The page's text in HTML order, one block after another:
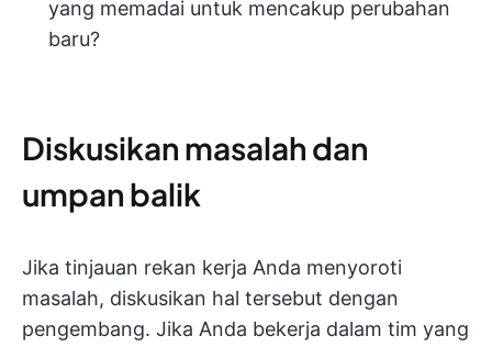
yang memadai untuk mencakup perubahan
baru?
Diskusikan masalah dan
umpan balik
Jika tinjauan rekan kerja Anda menyoroti
masalah, diskusikan hal tersebut dengan
pengembang. Jika Anda bekerja dalam tim yang